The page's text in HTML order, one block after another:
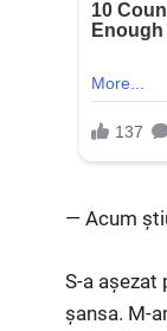
— Acum
S-a așezat
șansa. M-